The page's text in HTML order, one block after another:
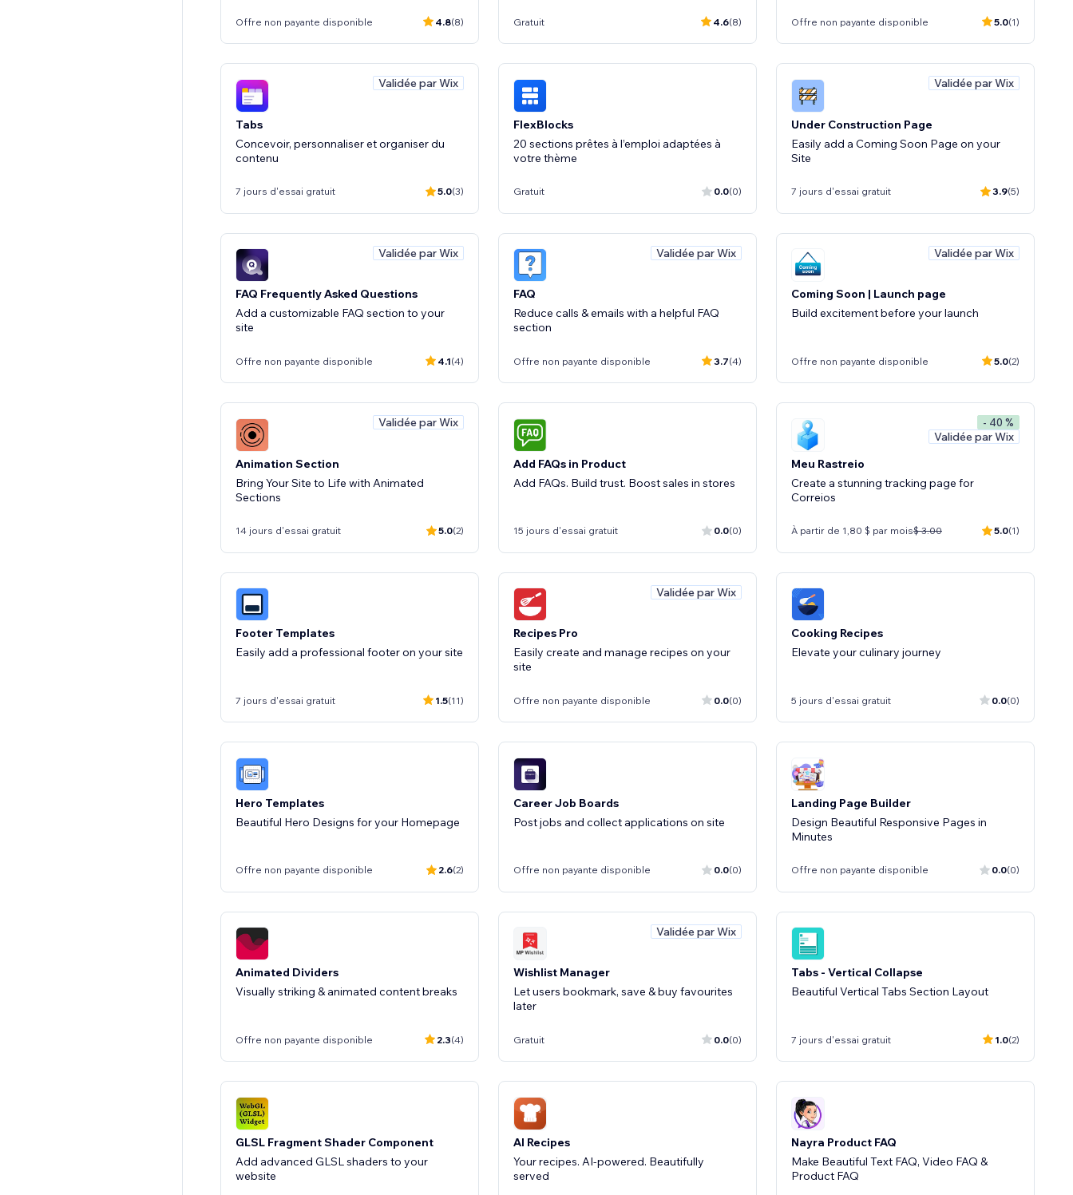
Offre non payante disponible 4.8(8) Gratuit 4.6(8) Offre non payante disponible 5.0(1)
Validée par Wix
Tabs
Concevoir, personnaliser et organiser du
contenu
7 jours d'essai gratuit 5.0(3)
FlexBlocks
20 sections prêtes à l’emploi adaptées à
votre thème
Gratuit 0.0(0)
Validée par Wix
Under Construction Page
Easily add a Coming Soon Page on your
Site
7 jours d'essai gratuit 3.9(5)
Validée par Wix
FAQ Frequently Asked Questions
Add a customizable FAQ section to your
site
Offre non payante disponible 4.1(4)
Validée par Wix
FAQ
Reduce calls & emails with a helpful FAQ
section
Offre non payante disponible 3.7(4)
Validée par Wix
Coming Soon | Launch page
Build excitement before your launch
Offre non payante disponible 5.0(2)
Validée par Wix
Animation Section
Bring Your Site to Life with Animated
Sections
14 jours d'essai gratuit 5.0(2)
Add FAQs in Product
Add FAQs. Build trust. Boost sales in stores
15 jours d'essai gratuit 0.0(0)
- 40 %
Validée par Wix
Meu Rastreio
Create a stunning tracking page for
Correios
À partir de 1,80 $ par mois$ 3.00 5.0(1)
Footer Templates
Easily add a professional footer on your site
7 jours d'essai gratuit 1.5(11)
Validée par Wix
Recipes Pro
Easily create and manage recipes on your
site
Offre non payante disponible 0.0(0)
Cooking Recipes
Elevate your culinary journey
5 jours d'essai gratuit 0.0(0)
Hero Templates
Beautiful Hero Designs for your Homepage
Offre non payante disponible 2.6(2)
Career Job Boards
Post jobs and collect applications on site
Offre non payante disponible 0.0(0)
Landing Page Builder
Design Beautiful Responsive Pages in
Minutes
Offre non payante disponible 0.0(0)
Animated Dividers
Visually striking & animated content breaks
Offre non payante disponible 2.3(4)
Validée par Wix
Wishlist Manager
Let users bookmark, save & buy favourites
later
Gratuit 0.0(0)
Tabs - Vertical Collapse
Beautiful Vertical Tabs Section Layout
7 jours d'essai gratuit 1.0(2)
GLSL Fragment Shader Component
Add advanced GLSL shaders to your
website
AI Recipes
Your recipes. AI-powered. Beautifully
served
Nayra Product FAQ
Make Beautiful Text FAQ, Video FAQ &
Product FAQ